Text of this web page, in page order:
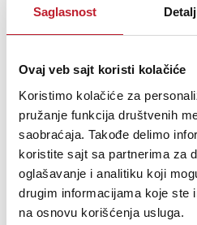
Saglasnost
Ovaj veb sajt koristi kolačiće
Koristimo kolačiće za
pružanje funkcija društvenih
saobraćaja. Takođe delimo
koristite sajt sa partnerima za
oglašavanje i analitiku koji
drugim informacijama koje ste
na osnovu korišćenja usluga.
PR LIGHTING XLED 336 - Roto